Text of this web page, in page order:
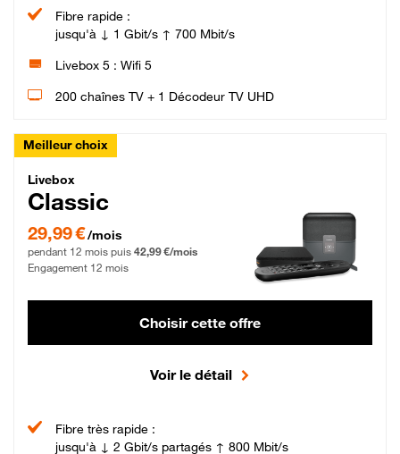
Fibre rapide :
jusqu'à ↓ 1 Gbit/s ↑ 700 Mbit/s
Livebox 5 : Wifi 5
200 chaînes TV + 1 Décodeur TV UHD
Meilleur choix
Livebox Classic Fibre
Livebox
Classic
29,99 € par mois pendant 12 mois puis 42,99 € par mois, Engagement 12 mois
29,99 €/mois
pendant 12 mois puis 42,99 €/mois
Engagement 12 mois
Choisir cette offre
Voir le détail
Fibre très rapide :
jusqu'à ↓ 2 Gbit/s partagés ↑ 800 Mbit/s